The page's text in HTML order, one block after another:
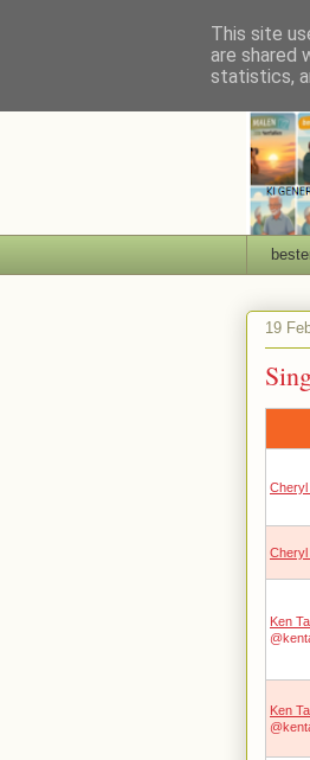
19
Cheryl
Cheryl
Ken
Ken
This site
are shared
statistics,